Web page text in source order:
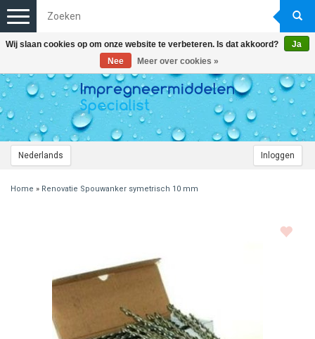
Nederlands Inloggen
Toggle
navigation
Home » Renovatie Spouwanker symetrisch 10 mm
Wij slaan cookies op om onze website te verbeteren. Is dat akkoord?
Ja
Nee
Meer over cookies »